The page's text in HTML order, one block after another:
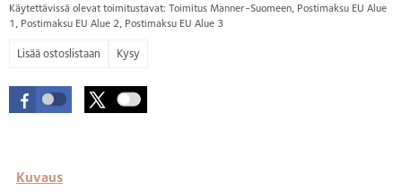
Käytettävissä olevat toimitustavat: Toimitus Manner-Suomeen, Postimaksu EU Alue
1, Postimaksu EU Alue 2, Postimaksu EU Alue 3
Kysy
Kuvaus